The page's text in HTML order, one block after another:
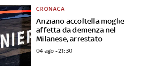
Anziano accoltella moglie
affetta da demenza nel
Milanese, arrestato
CRONACA
04 ago - 21:30